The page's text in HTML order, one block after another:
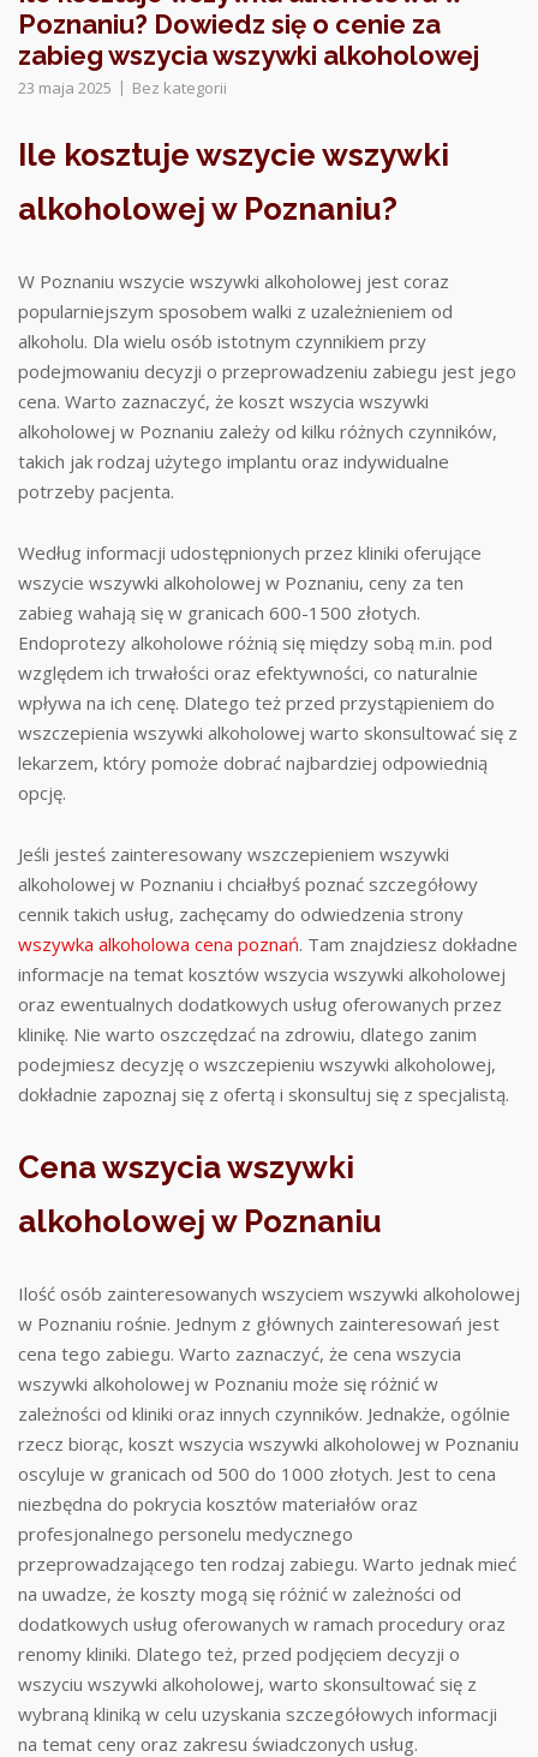
Poznaniu? Dowiedz się o cenie za
zabieg wszycia wszywki alkoholowej
23 maja 2025 Bez kategorii
Ile kosztuje wszycie wszywki
alkoholowej w Poznaniu?
W Poznaniu wszycie wszywki alkoholowej jest coraz
popularniejszym sposobem walki z uzależnieniem od
alkoholu. Dla wielu osób istotnym czynnikiem przy
podejmowaniu decyzji o przeprowadzeniu zabiegu jest jego
cena. Warto zaznaczyć, że koszt wszycia wszywki
alkoholowej w Poznaniu zależy od kilku różnych czynników,
takich jak rodzaj użytego implantu oraz indywidualne
potrzeby pacjenta.
Według informacji udostępnionych przez kliniki oferujące
wszycie wszywki alkoholowej w Poznaniu, ceny za ten
zabieg wahają się w granicach 600-1500 złotych.
Endoprotezy alkoholowe różnią się między sobą m.in. pod
względem ich trwałości oraz efektywności, co naturalnie
wpływa na ich cenę. Dlatego też przed przystąpieniem do
wszczepienia wszywki alkoholowej warto skonsultować się z
lekarzem, który pomoże dobrać najbardziej odpowiednią
opcję.
Jeśli jesteś zainteresowany wszczepieniem wszywki
alkoholowej w Poznaniu i chciałbyś poznać szczegółowy
cennik takich usług, zachęcamy do odwiedzenia strony
wszywka alkoholowa cena poznań. Tam znajdziesz dokładne
informacje na temat kosztów wszycia wszywki alkoholowej
oraz ewentualnych dodatkowych usług oferowanych przez
klinikę. Nie warto oszczędzać na zdrowiu, dlatego zanim
podejmiesz decyzję o wszczepieniu wszywki alkoholowej,
dokładnie zapoznaj się z ofertą i skonsultuj się z specjalistą.
Cena wszycia wszywki
alkoholowej w Poznaniu
Ilość osób zainteresowanych wszyciem wszywki alkoholowej
w Poznaniu rośnie. Jednym z głównych zainteresowań jest
cena tego zabiegu. Warto zaznaczyć, że cena wszycia
wszywki alkoholowej w Poznaniu może się różnić w
zależności od kliniki oraz innych czynników. Jednakże, ogólnie
rzecz biorąc, koszt wszycia wszywki alkoholowej w Poznaniu
oscyluje w granicach od 500 do 1000 złotych. Jest to cena
niezbędna do pokrycia kosztów materiałów oraz
profesjonalnego personelu medycznego
przeprowadzającego ten rodzaj zabiegu. Warto jednak mieć
na uwadze, że koszty mogą się różnić w zależności od
dodatkowych usług oferowanych w ramach procedury oraz
renomy kliniki. Dlatego też, przed podjęciem decyzji o
wszyciu wszywki alkoholowej, warto skonsultować się z
wybraną kliniką w celu uzyskania szczegółowych informacji
na temat ceny oraz zakresu świadczonych usług.